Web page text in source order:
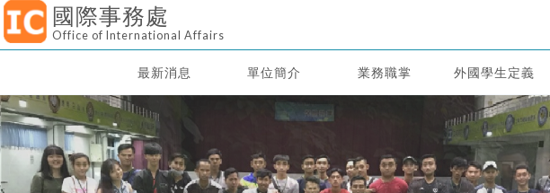
國際事務處
Office of International Affairs
最新消息 單位簡介 業務職掌 外國學生定義